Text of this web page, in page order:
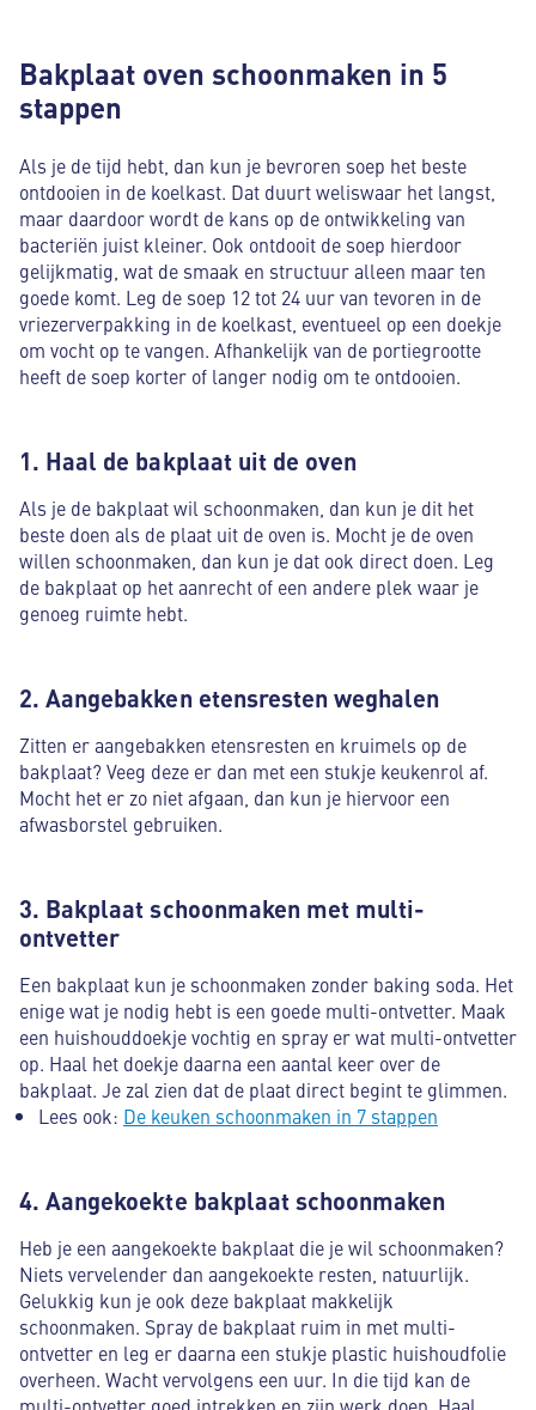
Bakplaat oven schoonmaken in 5
stappen
Als je de tijd hebt, dan kun je bevroren soep het beste
ontdooien in de koelkast. Dat duurt weliswaar het langst,
maar daardoor wordt de kans op de ontwikkeling van
bacteriën juist kleiner. Ook ontdooit de soep hierdoor
gelijkmatig, wat de smaak en structuur alleen maar ten
goede komt. Leg de soep 12 tot 24 uur van tevoren in de
vriezerverpakking in de koelkast, eventueel op een doekje
om vocht op te vangen. Afhankelijk van de portiegrootte
heeft de soep korter of langer nodig om te ontdooien.
1. Haal de bakplaat uit de oven
Als je de bakplaat wil schoonmaken, dan kun je dit het
beste doen als de plaat uit de oven is. Mocht je de oven
willen schoonmaken, dan kun je dat ook direct doen. Leg
de bakplaat op het aanrecht of een andere plek waar je
genoeg ruimte hebt.
2. Aangebakken etensresten weghalen
Zitten er aangebakken etensresten en kruimels op de
bakplaat? Veeg deze er dan met een stukje keukenrol af.
Mocht het er zo niet afgaan, dan kun je hiervoor een
afwasborstel gebruiken.
3. Bakplaat schoonmaken met multi-
ontvetter
Een bakplaat kun je schoonmaken zonder baking soda. Het
enige wat je nodig hebt is een goede multi-ontvetter. Maak
een huishouddoekje vochtig en spray er wat multi-ontvetter
op. Haal het doekje daarna een aantal keer over de
bakplaat. Je zal zien dat de plaat direct begint te glimmen.
Lees ook: De keuken schoonmaken in 7 stappen
4. Aangekoekte bakplaat schoonmaken
Heb je een aangekoekte bakplaat die je wil schoonmaken?
Niets vervelender dan aangekoekte resten, natuurlijk.
Gelukkig kun je ook deze bakplaat makkelijk
schoonmaken. Spray de bakplaat ruim in met multi-
ontvetter en leg er daarna een stukje plastic huishoudfolie
overheen. Wacht vervolgens een uur. In die tijd kan de
multi-ontvetter goed intrekken en zijn werk doen. Haal